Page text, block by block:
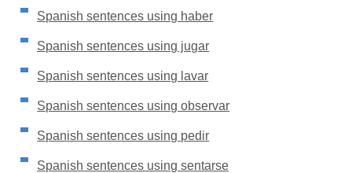
Spanish sentences using haber
Spanish sentences using jugar
Spanish sentences using lavar
Spanish sentences using observar
Spanish sentences using pedir
Spanish sentences using sentarse